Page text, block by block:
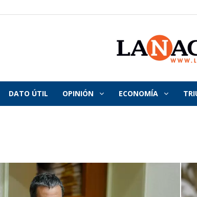
La
DATO ÚTIL OPINIÓN ECONOMÍA